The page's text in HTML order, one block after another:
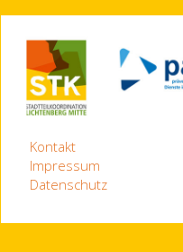
Kontakt
Impressum
Datenschutz